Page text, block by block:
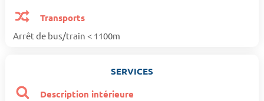
Transports
Arrêt de bus/train < 1100m
SERVICES
Description intérieure